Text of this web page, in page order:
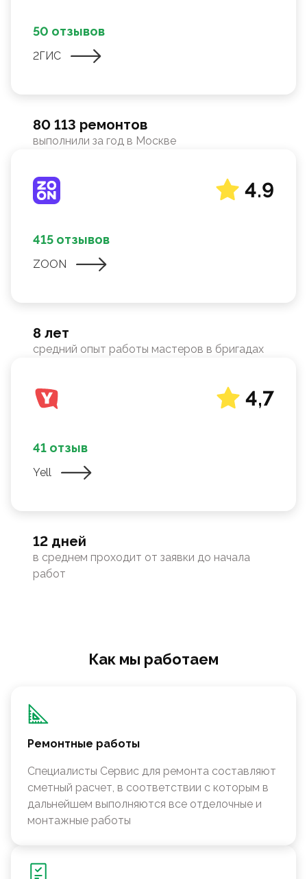
50 отзывов
2ГИС
80 113 ремонтов
выполнили за год в Москве
4.9
415 отзывов
ZOON
8 лет
средний опыт работы мастеров в бригадах
4,7
41 отзыв
Yell
12 дней
в среднем проходит от заявки до начала
работ
Как мы работаем
Ремонтные работы
Специалисты Сервис для ремонта составляют
сметный расчет, в соответствии с которым в
дальнейшем выполняются все отделочные и
монтажные работы